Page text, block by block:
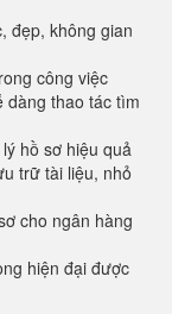
đẹp, không gian
công việc
dàng thao tác tìm
hồ sơ hiệu quả
trữ tài liệu, nhỏ
cho ngân hàng
hiện đại được